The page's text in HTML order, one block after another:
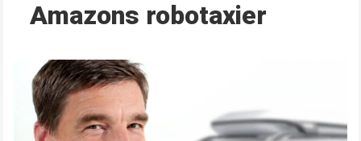
Amazons robotaxier